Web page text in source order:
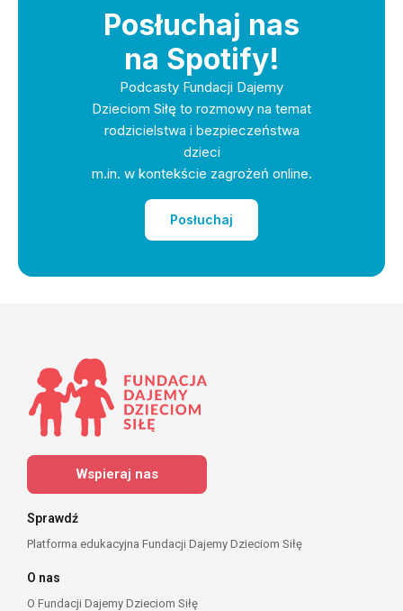
Posłuchaj nas
na Spotify!
Podcasty Fundacji Dajemy
Dzieciom Siłę to rozmowy na temat
rodzicielstwa i bezpieczeństwa
dzieci
m.in. w kontekście zagrożeń online.
Posłuchaj
Wspieraj nas
Sprawdź
Platforma edukacyjna Fundacji Dajemy Dzieciom Siłę
O nas
O Fundacji Dajemy Dzieciom Siłę